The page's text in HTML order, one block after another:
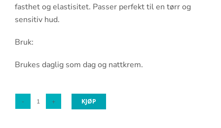
fasthet og elastisitet. Passer perfekt til en tørr og
sensitiv hud.
Bruk:
Brukes daglig som dag og nattkrem.
Mesoestetic
KJØP